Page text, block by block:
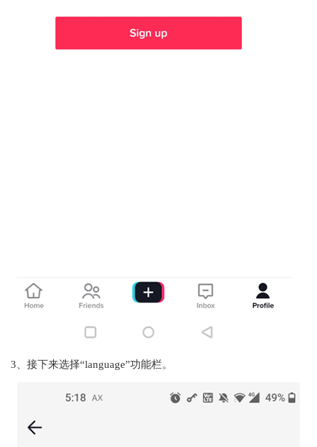
3、接下来选择“language”功能栏。